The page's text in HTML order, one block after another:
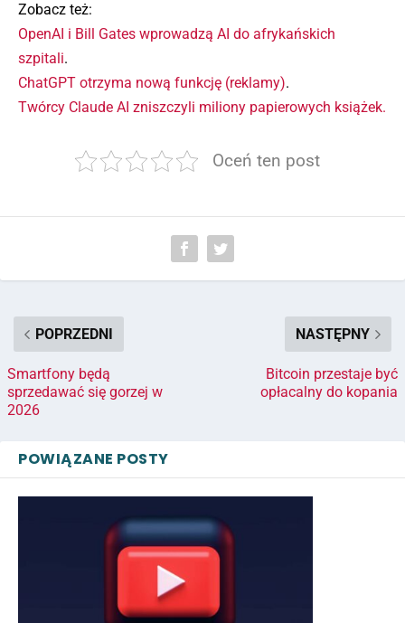
Zobacz też:
OpenAI i Bill Gates wprowadzą AI do afrykańskich
szpitali.
ChatGPT otrzyma nową funkcję (reklamy).
Twórcy Claude AI zniszczyli miliony papierowych książek.
Oceń ten post
POPRZEDNI
Smartfony będą
sprzedawać się gorzej w
2026
NASTĘPNY
Bitcoin przestaje być
opłacalny do kopania
POWIĄZANE POSTY